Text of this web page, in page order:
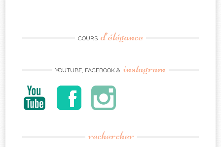
COURS d’élégance
YOUTUBE, FACEBOOK & instagram
rechercher